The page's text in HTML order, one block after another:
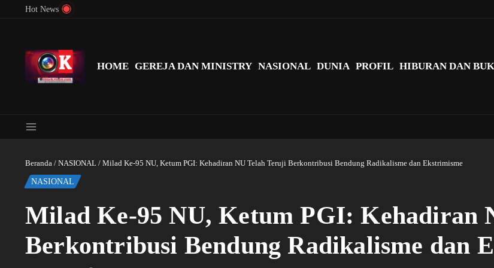
Lewati ke konten
Hot News
HOME GEREJA DAN MINISTRY NASIONAL DUNIA PROFIL HIBURAN DAN
Beranda / NASIONAL / Milad Ke-95 NU, Ketum PGI: Kehadiran NU Telah Teruji Berkontribusi Bendung Radikalisme dan Ekstrimisme
NASIONAL
Milad Ke-95 NU, Ketum PGI: Kehadiran
Berkontribusi Bendung Radikalisme dan